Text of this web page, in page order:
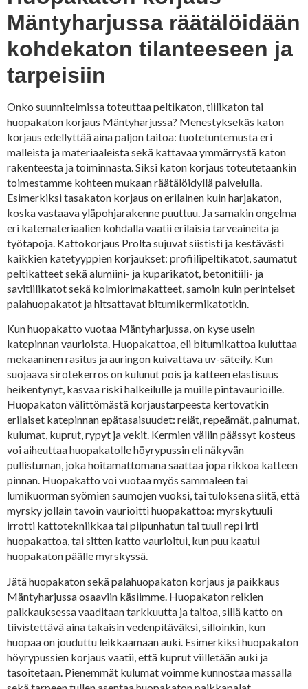
Mäntyharjussa räätälöidään
kohdekaton tilanteeseen ja
tarpeisiin
Onko suunnitelmissa toteuttaa peltikaton, tiilikaton tai
huopakaton korjaus Mäntyharjussa? Menestyksekäs katon
korjaus edellyttää aina paljon taitoa: tuotetuntemusta eri
malleista ja materiaaleista sekä kattavaa ymmärrystä katon
rakenteesta ja toiminnasta. Siksi katon korjaus toteutetaankin
toimestamme kohteen mukaan räätälöidyllä palvelulla.
Esimerkiksi tasakaton korjaus on erilainen kuin harjakaton,
koska vastaava yläpohjarakenne puuttuu. Ja samakin ongelma
eri katemateriaalien kohdalla vaatii erilaisia tarveaineita ja
työtapoja. Kattokorjaus Prolta sujuvat siististi ja kestävästi
kaikkien katetyyppien korjaukset: profiilipeltikatot, saumatut
peltikatteet sekä alumiini- ja kuparikatot, betonitiili- ja
savitiilikatot sekä kolmiorimakatteet, samoin kuin perinteiset
palahuopakatot ja hitsattavat bitumikermikatotkin.
Kun huopakatto vuotaa Mäntyharjussa, on kyse usein
katepinnan vaurioista. Huopakattoa, eli bitumikattoa kuluttaa
mekaaninen rasitus ja auringon kuivattava uv-säteily. Kun
suojaava sirotekerros on kulunut pois ja katteen elastisuus
heikentynyt, kasvaa riski halkeilulle ja muille pintavaurioille.
Huopakaton välittömästä korjaustarpeesta kertovatkin
erilaiset katepinnan epätasaisuudet: reiät, repeämät, painumat,
kulumat, kuprut, rypyt ja vekit. Kermien väliin päässyt kosteus
voi aiheuttaa huopakatolle höyrypussin eli näkyvän
pullistuman, joka hoitamattomana saattaa jopa rikkoa katteen
pinnan. Huopakatto voi vuotaa myös sammaleen tai
lumikuorman syömien saumojen vuoksi, tai tuloksena siitä, että
myrsky jollain tavoin vaurioitti huopakattoa: myrskytuuli
irrotti kattotekniikkaa tai piipunhatun tai tuuli repi irti
huopakattoa, tai sitten katto vaurioitui, kun puu kaatui
huopakaton päälle myrskyssä.
Jätä huopakaton sekä palahuopakaton korjaus ja paikkaus
Mäntyharjussa osaaviin käsiimme. Huopakaton reikien
paikkauksessa vaaditaan tarkkuutta ja taitoa, sillä katto on
tiivistettävä aina takaisin vedenpitäväksi, silloinkin, kun
huopaa on jouduttu leikkaamaan auki. Esimerkiksi huopakaton
höyrypussien korjaus vaatii, että kuprut viilletään auki ja
tasoitetaan. Pienemmät kulumat voimme kunnostaa massalla